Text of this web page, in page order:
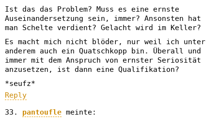
Ist das das Problem? Muss es eine ernste
Auseinandersetzung sein, immer? Ansonsten hat
man Schelte verdient? Gelacht wird im Keller?
Es macht mich nicht blöder, nur weil ich unter
anderem auch ein Quatschkopp bin. Überall und
immer mit dem Anspruch von ernster Seriosität
anzusetzen, ist dann eine Qualifikation?
*seufz*
Reply
pantoufle meinte: